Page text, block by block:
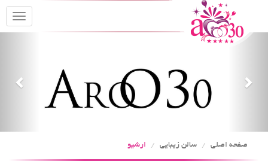
صفحه اصلی سالن زیبایی ارشیو